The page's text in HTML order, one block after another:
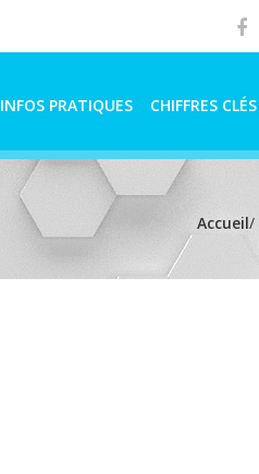
INFOS PRATIQUES CHIFFRES CLÉS
Accueil/